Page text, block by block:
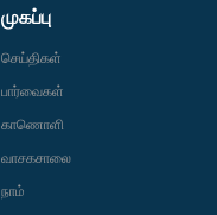
முகப்பு
செய்திகள்
பார்வைகள்
காணொளி
வாசகசாலை
நாம்